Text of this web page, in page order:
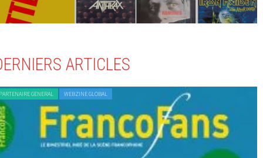
ARTICLES
GENERAL WEBZINE GLOBAL